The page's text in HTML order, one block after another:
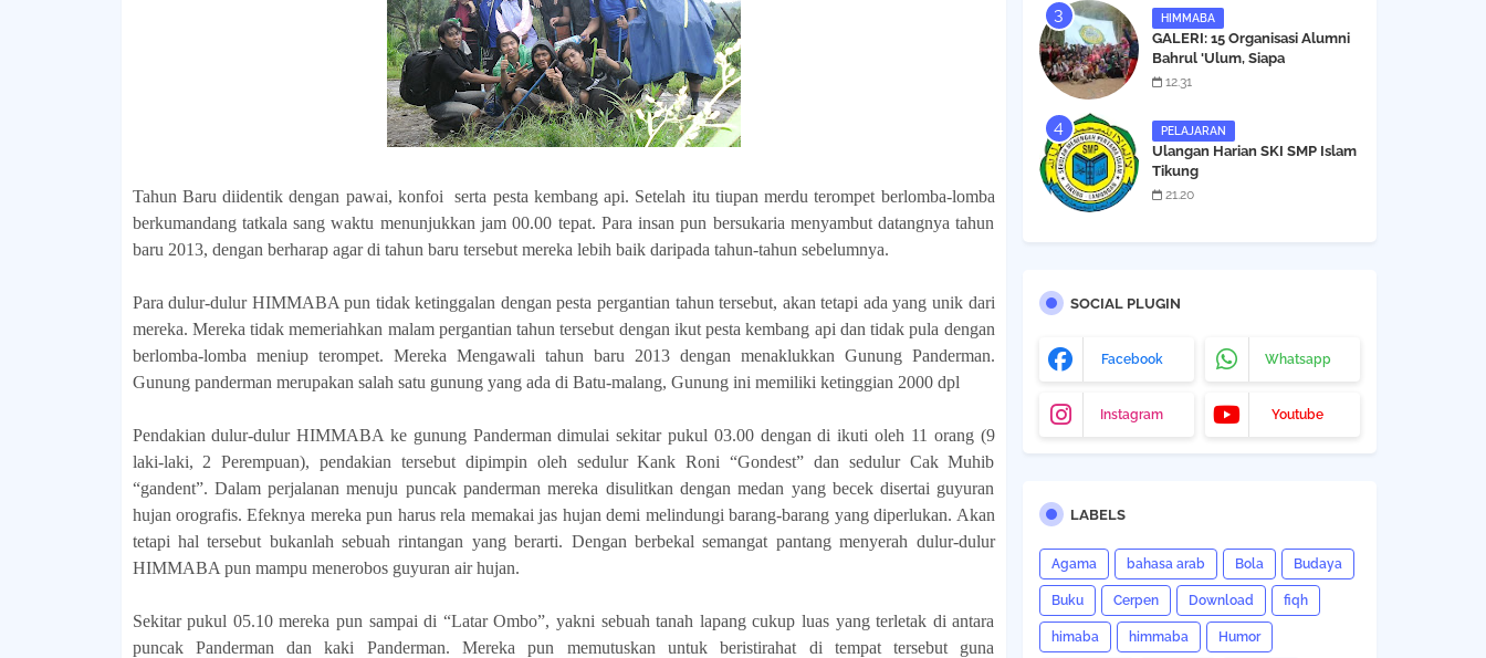
Tahun Baru diidentik dengan pawai, konfoi serta pesta kembang api. Setelah itu tiupan merdu terompet berlomba-lomba
berkumandang tatkala sang waktu menunjukkan jam 00.00 tepat. Para insan pun bersukaria menyambut datangnya tahun
baru 2013, dengan berharap agar di tahun baru tersebut mereka lebih baik daripada tahun-tahun sebelumnya.
Para dulur-dulur HIMMABA pun tidak ketinggalan dengan pesta pergantian tahun tersebut, akan tetapi ada yang unik dari
mereka. Mereka tidak memeriahkan malam pergantian tahun tersebut dengan ikut pesta kembang api dan tidak pula dengan
berlomba-lomba meniup terompet. Mereka Mengawali tahun baru 2013 dengan menaklukkan Gunung Panderman.
Gunung panderman merupakan salah satu gunung yang ada di Batu-malang, Gunung ini memiliki ketinggian 2000 dpl
Pendakian dulur-dulur HIMMABA ke gunung Panderman dimulai sekitar pukul 03.00 dengan di ikuti oleh 11 orang (9
laki-laki, 2 Perempuan), pendakian tersebut dipimpin oleh sedulur Kank Roni “Gondest” dan sedulur Cak Muhib
“gandent”. Dalam perjalanan menuju puncak panderman mereka disulitkan dengan medan yang becek disertai guyuran
hujan orografis. Efeknya mereka pun harus rela memakai jas hujan demi melindungi barang-barang yang diperlukan. Akan
tetapi hal tersebut bukanlah sebuah rintangan yang berarti. Dengan berbekal semangat pantang menyerah dulur-dulur
HIMMABA pun mampu menerobos guyuran air hujan.
Sekitar pukul 05.10 mereka pun sampai di “Latar Ombo”, yakni sebuah tanah lapang cukup luas yang terletak di antara
puncak Panderman dan kaki Panderman. Mereka pun memutuskan untuk beristirahat di tempat tersebut guna
HIMMABA
GALERI: 15 Organisasi Alumni
Bahrul 'Ulum, Siapa
Berikutnya ?
12.31
PELAJARAN
Ulangan Harian SKI SMP Islam
Tikung
21.20
SOCIAL PLUGIN
Facebook Whatsapp
Instagram Youtube
LABELS
Agama bahasa arab Bola Budaya
Buku Cerpen Download fiqh
himaba himmaba Humor